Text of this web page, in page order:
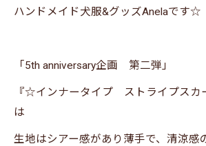
ハンドメイド犬服&グッズAnelaです☆
「5th anniversary企画 第二弾」
『☆インナータイプ ストライプスカ
は
生地はシアー感があり薄手で、清涼感